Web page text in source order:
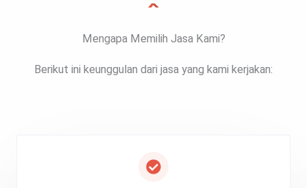
Mengapa Memilih Jasa Kami?
Berikut ini keunggulan dari jasa yang kami kerjakan: